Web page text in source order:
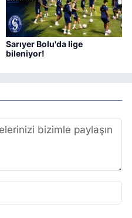
Sarıyer Bolu'da lige
bileniyor!